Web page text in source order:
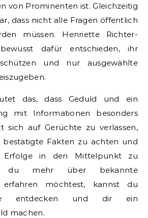
von Prominenten ist. Gleichzeitig
dass nicht alle Fragen öffentlich
müssen. Henriette Richter-
dafür entschieden, ihr
und nur ausgewählte
das, dass Geduld und ein
mit Informationen besonders
sich auf Gerüchte zu verlassen,
bestätigte Fakten zu achten und
Erfolge in den Mittelpunkt zu
du mehr über bekannte
erfahren möchtest, kannst du
entdecken und dir ein
machen.